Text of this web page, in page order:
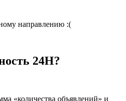
направлению :(
24H?
«количества объявлений» и